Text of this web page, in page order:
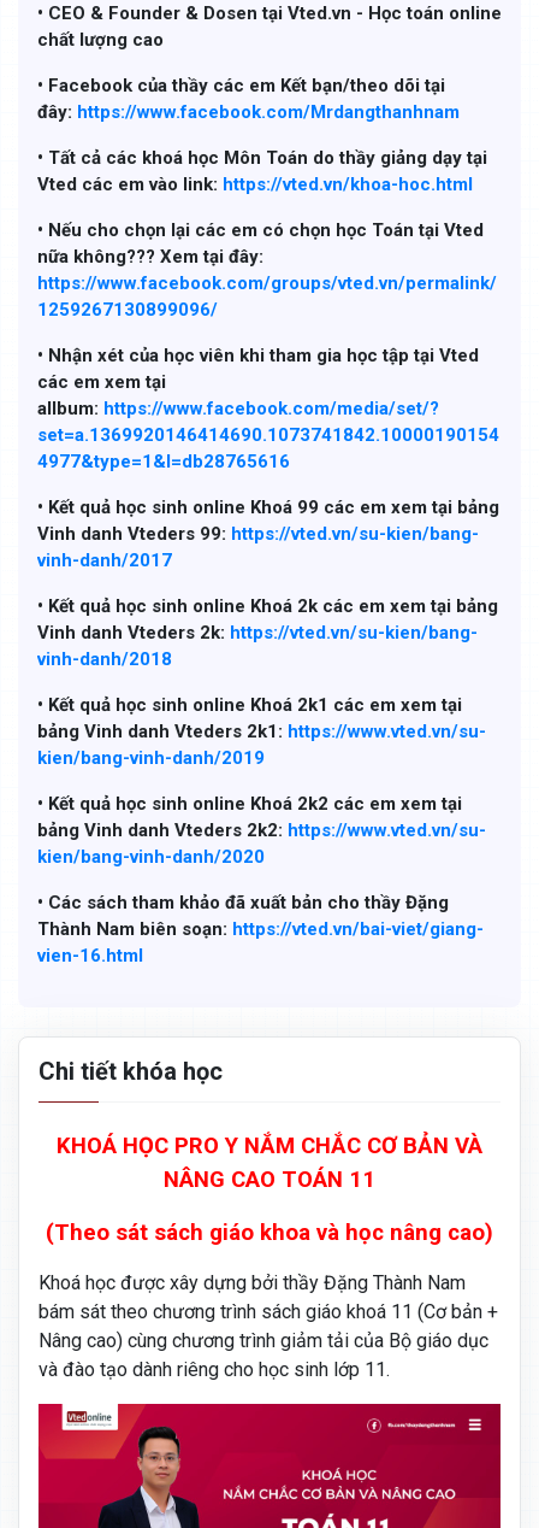
• CEO & Founder & Dosen tại Vted.vn - Học toán online
chất lượng cao
• Facebook của thầy các em Kết bạn/theo dõi tại
đây: https://www.facebook.com/Mrdangthanhnam
• Tất cả các khoá học Môn Toán do thầy giảng dạy tại
Vted các em vào link: https://vted.vn/khoa-hoc.html
• Nếu cho chọn lại các em có chọn học Toán tại Vted
nữa không??? Xem tại đây:
https://www.facebook.com/groups/vted.vn/permalink/
1259267130899096/
• Nhận xét của học viên khi tham gia học tập tại Vted
các em xem tại
allbum: https://www.facebook.com/media/set/?
set=a.1369920146414690.1073741842.10000190154
4977&type=1&l=db28765616
• Kết quả học sinh online Khoá 99 các em xem tại bảng
Vinh danh Vteders 99: https://vted.vn/su-kien/bang-
vinh-danh/2017
• Kết quả học sinh online Khoá 2k các em xem tại bảng
Vinh danh Vteders 2k: https://vted.vn/su-kien/bang-
vinh-danh/2018
• Kết quả học sinh online Khoá 2k1 các em xem tại
bảng Vinh danh Vteders 2k1: https://www.vted.vn/su-
kien/bang-vinh-danh/2019
• Kết quả học sinh online Khoá 2k2 các em xem tại
bảng Vinh danh Vteders 2k2: https://www.vted.vn/su-
kien/bang-vinh-danh/2020
• Các sách tham khảo đã xuất bản cho thầy Đặng
Thành Nam biên soạn: https://vted.vn/bai-viet/giang-
vien-16.html
Chi tiết khóa học
KHOÁ HỌC PRO Y NẮM CHẮC CƠ BẢN VÀ
NÂNG CAO TOÁN 11
(Theo sát sách giáo khoa và học nâng cao)
Khoá học được xây dựng bởi thầy Đặng Thành Nam
bám sát theo chương trình sách giáo khoá 11 (Cơ bản +
Nâng cao) cùng chương trình giảm tải của Bộ giáo dục
và đào tạo dành riêng cho học sinh lớp 11.